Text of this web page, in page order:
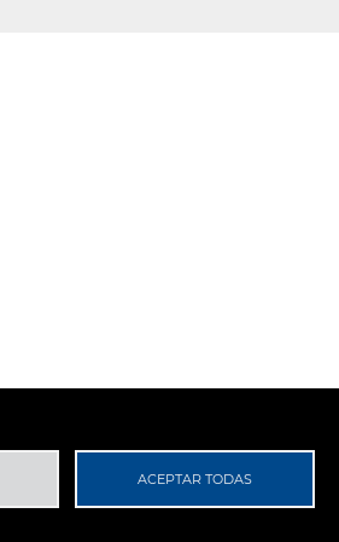
ACEPTAR TODAS